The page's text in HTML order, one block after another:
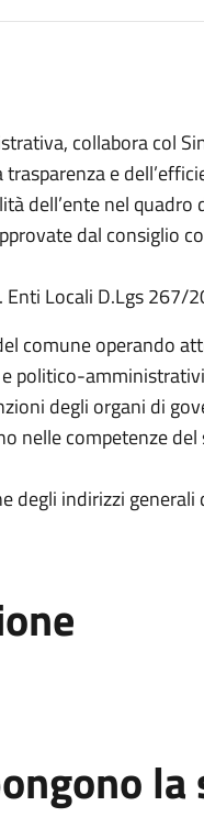
collabora col
e
dell’ente nel quadro
dal consiglio
Enti Locali D.Lgs 267/
comune operando
politico-
degli organi di
nelle competenze
degli indirizzi generali